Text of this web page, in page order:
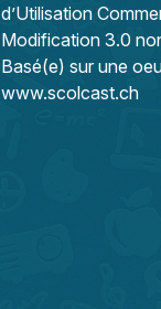
d’Utilisation
Modification 3.0
Basé(e) sur une
www.scolcast.ch